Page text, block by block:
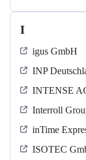
I
igus GmbH
INP
INTENSE
Interroll
inTime
ISOTEC